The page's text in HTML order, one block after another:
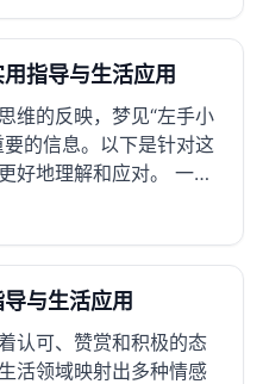
。头发在弗洛伊德的理
指导与生活应用
维的反映，梦见“左手小
的信息。以下是针对这
好地理解和应对。 一、
见左手小拇指断了，可
系的焦虑。小拇指象征
与生活应用
认可、赞赏和积极的态
活领域映射出多种情感